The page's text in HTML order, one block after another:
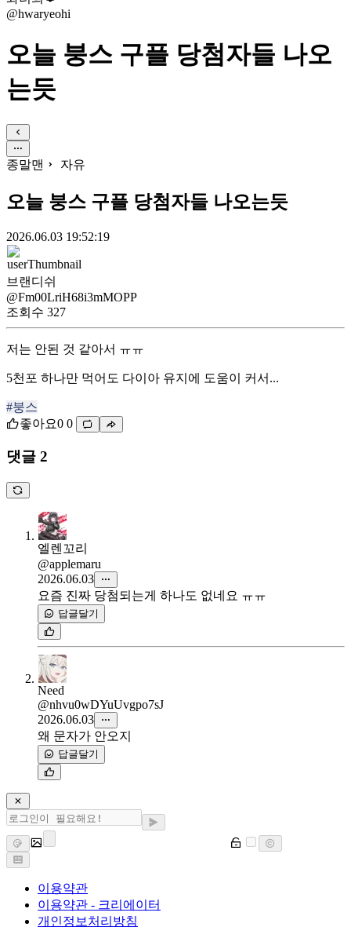
@hwaryeohi
오늘 붕스 구플 당첨자들 나오
는듯
종말맨 자유
오늘 붕스 구플 당첨자들 나오는듯
2026.06.03 19:52:19
브랜디쉬
@Fm00LriH68i3mMOPP
조회수 327
저는 안된 것 같아서 ㅠㅠ
5천포 하나만 먹어도 다이아 유지에 도움이 커서...
#붕스
좋아요0 0
댓글 2
엘렌꼬리
@applemaru
2026.06.03
요즘 진짜 당첨되는게 하나도 없네요 ㅠㅠ
답글달기
Need
@nhvu0wDYuUvgpo7sJ
2026.06.03
왜 문자가 안오지
답글달기
이용약관
이용약관 - 크리에이터
개인정보처리방침